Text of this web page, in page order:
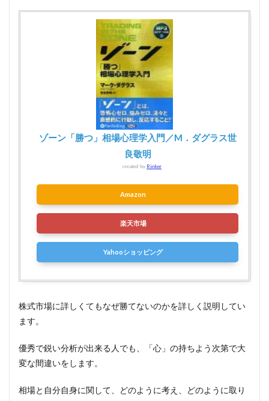
ゾーン「勝つ」相場心理学入門／M．ダグラス世
良敬明
created by Rinker
Amazon
楽天市場
Yahooショッピング
株式市場に詳しくてもなぜ勝てないのかを詳しく説明してい
ます。
優秀で鋭い分析が出来る人でも、「心」の持ちよう次第で大
変な間違いをします。
相場と自分自身に関して、どのように考え、どのように取り